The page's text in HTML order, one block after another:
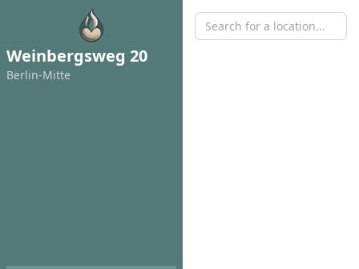
Weinbergsweg 20
Berlin-Mitte